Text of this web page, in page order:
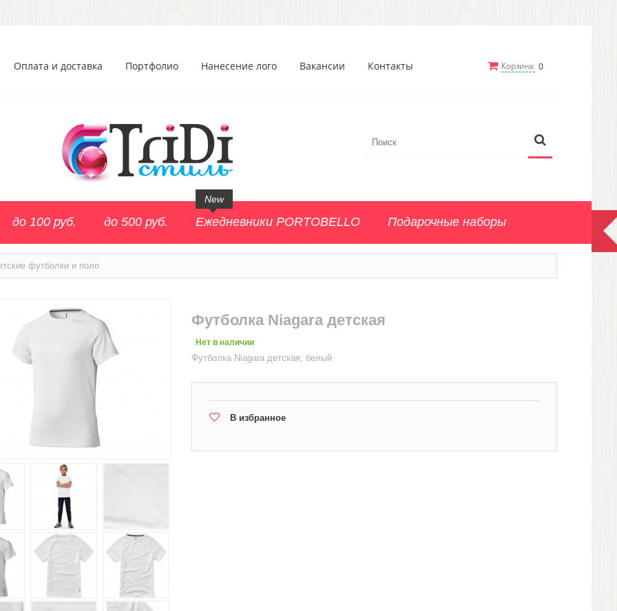
Корзина: 0
Оплата и доставка Портфолио Нанесение лого Вакансии Контакты
до 100 руб. до 500 руб. Ежедневники PORTOBELLO
New
Подарочные наборы
футболки и поло
Футболка Niagara детская
Нет в наличии
Футболка Niagara детская, белый
В избранное